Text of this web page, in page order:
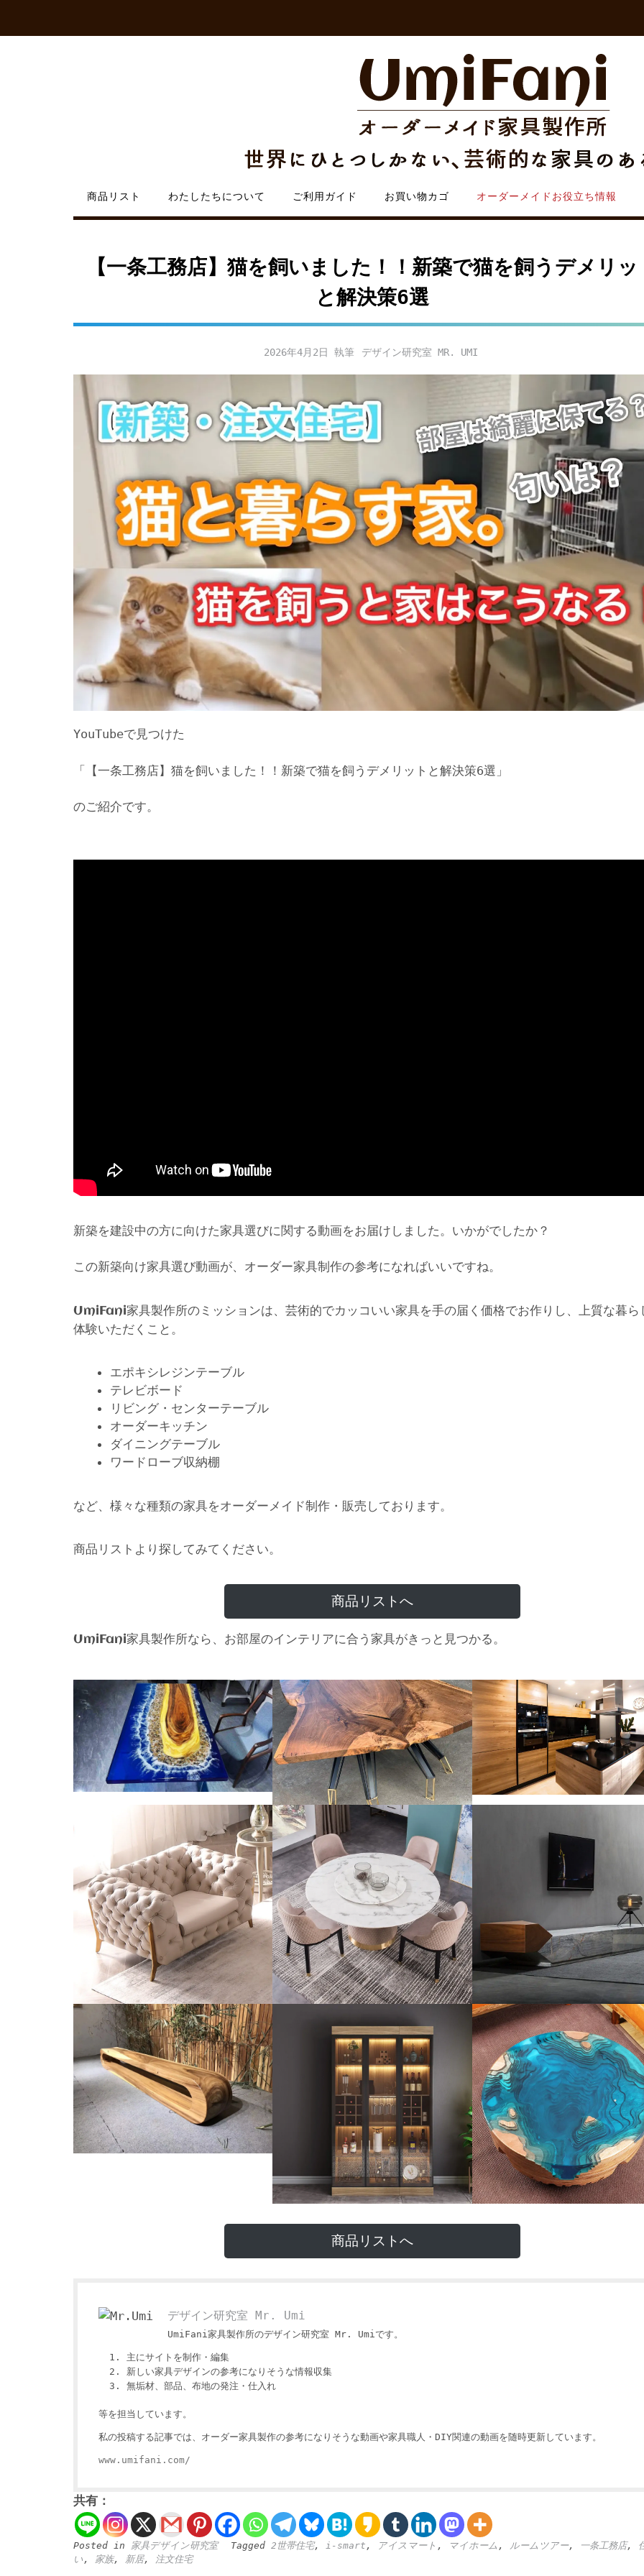
content
商品リスト わたしたちについて ご利用ガイド お買い物カゴ オーダーメイドお役立ち情報
【一条工務店】猫を飼いました！！新築で猫を飼うデメリッ
と解決策6選
2026年4月2日 デザイン研究室 MR. UMI
YouTubeで見つけた
「【一条工務店】猫を飼いました！！新築で猫を飼うデメリットと解決策6選」
のご紹介です。
新築を建設中の方に向けた家具選びに関する動画をお届けしました。いかがでしたか？
この新築向け家具選び動画が、オーダー家具制作の参考になればいいですね。
UmiFani家具製作所のミッションは、芸術的でカッコいい家具を手の届く価格でお作りし、上質な暮ら
体験いただくこと。
エポキシレジンテーブル
テレビボード
リビング・センターテーブル
オーダーキッチン
ダイニングテーブル
ワードローブ収納棚
など、様々な種類の家具をオーダーメイド制作・販売しております。
商品リストより探してみてください。
商品リストへ
UmiFani家具製作所なら、お部屋のインテリアに合う家具がきっと見つかる。
商品リストへ
デザイン研究室 Mr. Umi
UmiFani家具製作所のデザイン研究室 Mr. Umiです。
主にサイトを制作・編集
新しい家具デザインの参考になりそうな情報収集
無垢材、部品、布地の発注・仕入れ
等を担当しています。
私の投稿する記事では、オーダー家具製作の参考になりそうな動画や家具職人・DIY関連の動画を随時更新しています。
www.umifani.com/
共有：
Posted in 家具デザイン研究室 Tagged 2世帯住宅, i-smart , アイスマート , マイホーム , ルームツアー, 一条工務店,
い , 家族, 新居, 注文住宅